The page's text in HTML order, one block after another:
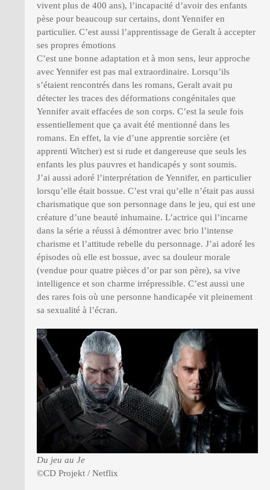
vivent plus de 400 ans), l’incapacité d’avoir des enfants
pèse pour beaucoup sur certains, dont Yennifer en
particulier. C’est aussi l’apprentissage de Geralt à accepter
ses propres émotions
C’est une bonne adaptation et à mon sens, leur approche
avec Yennifer est pas mal extraordinaire. Lorsqu’ils
s’étaient rencontrés dans les romans, Geralt avait pu
détecter les traces des déformations congénitales que
Yennifer avait effacées de son corps. C’est la seule fois
essentiellement que ça avait été mentionné dans les
romans. En effet, la vie d’une apprentie sorcière (et
apprenti Witcher) est si rude et dangereuse que seuls les
enfants les plus pauvres et handicapés y sont soumis.
J’ai aussi adoré l’interprétation de Yennifer, en particulier
lorsqu’elle était bossue. C’est vrai qu’elle n’était pas aussi
charismatique que son personnage dans le jeu, qui est une
créature d’une beauté inhumaine. L’actrice qui l’incarne
dans la série a réussi à démontrer avec brio l’intense
charisme et l’attitude rebelle du personnage. J’ai adoré les
épisodes où elle est bossue, avec sa douleur morale
(vendue pour quatre pièces d’or par son père), sa vive
intelligence et son charme irrépressible. C’est aussi une
des rares fois où une personne handicapée vit pleinement
sa sexualité à l’écran.
Du jeu au Je
©CD Projekt / Netflix